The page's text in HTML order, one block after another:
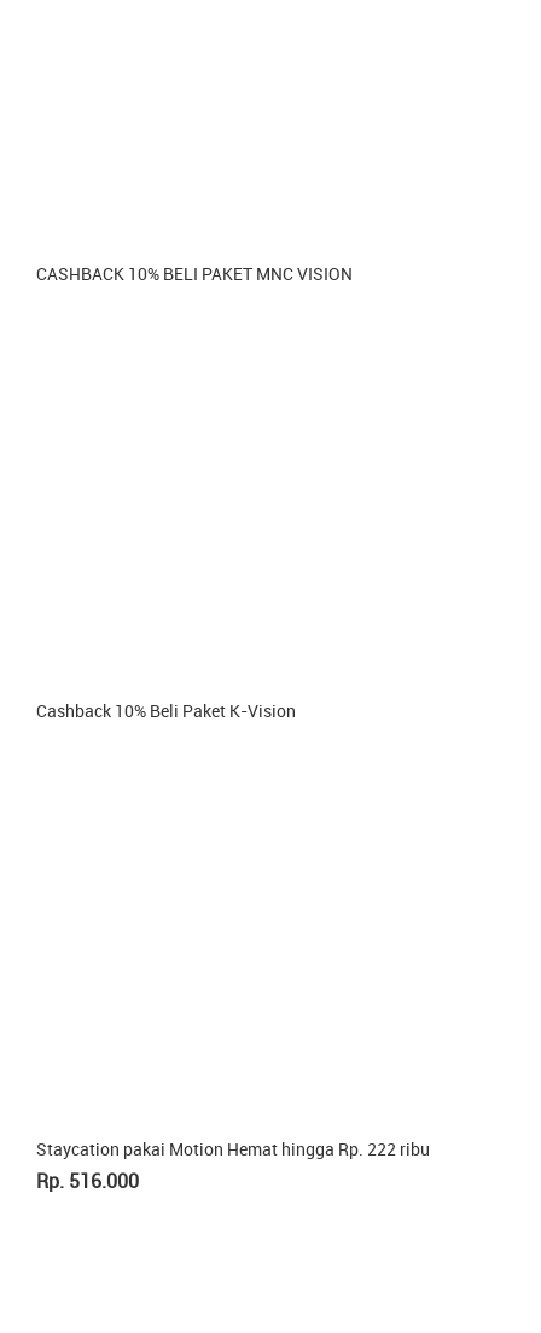
CASHBACK 10% BELI PAKET MNC VISION
Cashback 10% Beli Paket K-Vision
Staycation pakai Motion Hemat hingga Rp. 222 ribu
Rp. 516.000